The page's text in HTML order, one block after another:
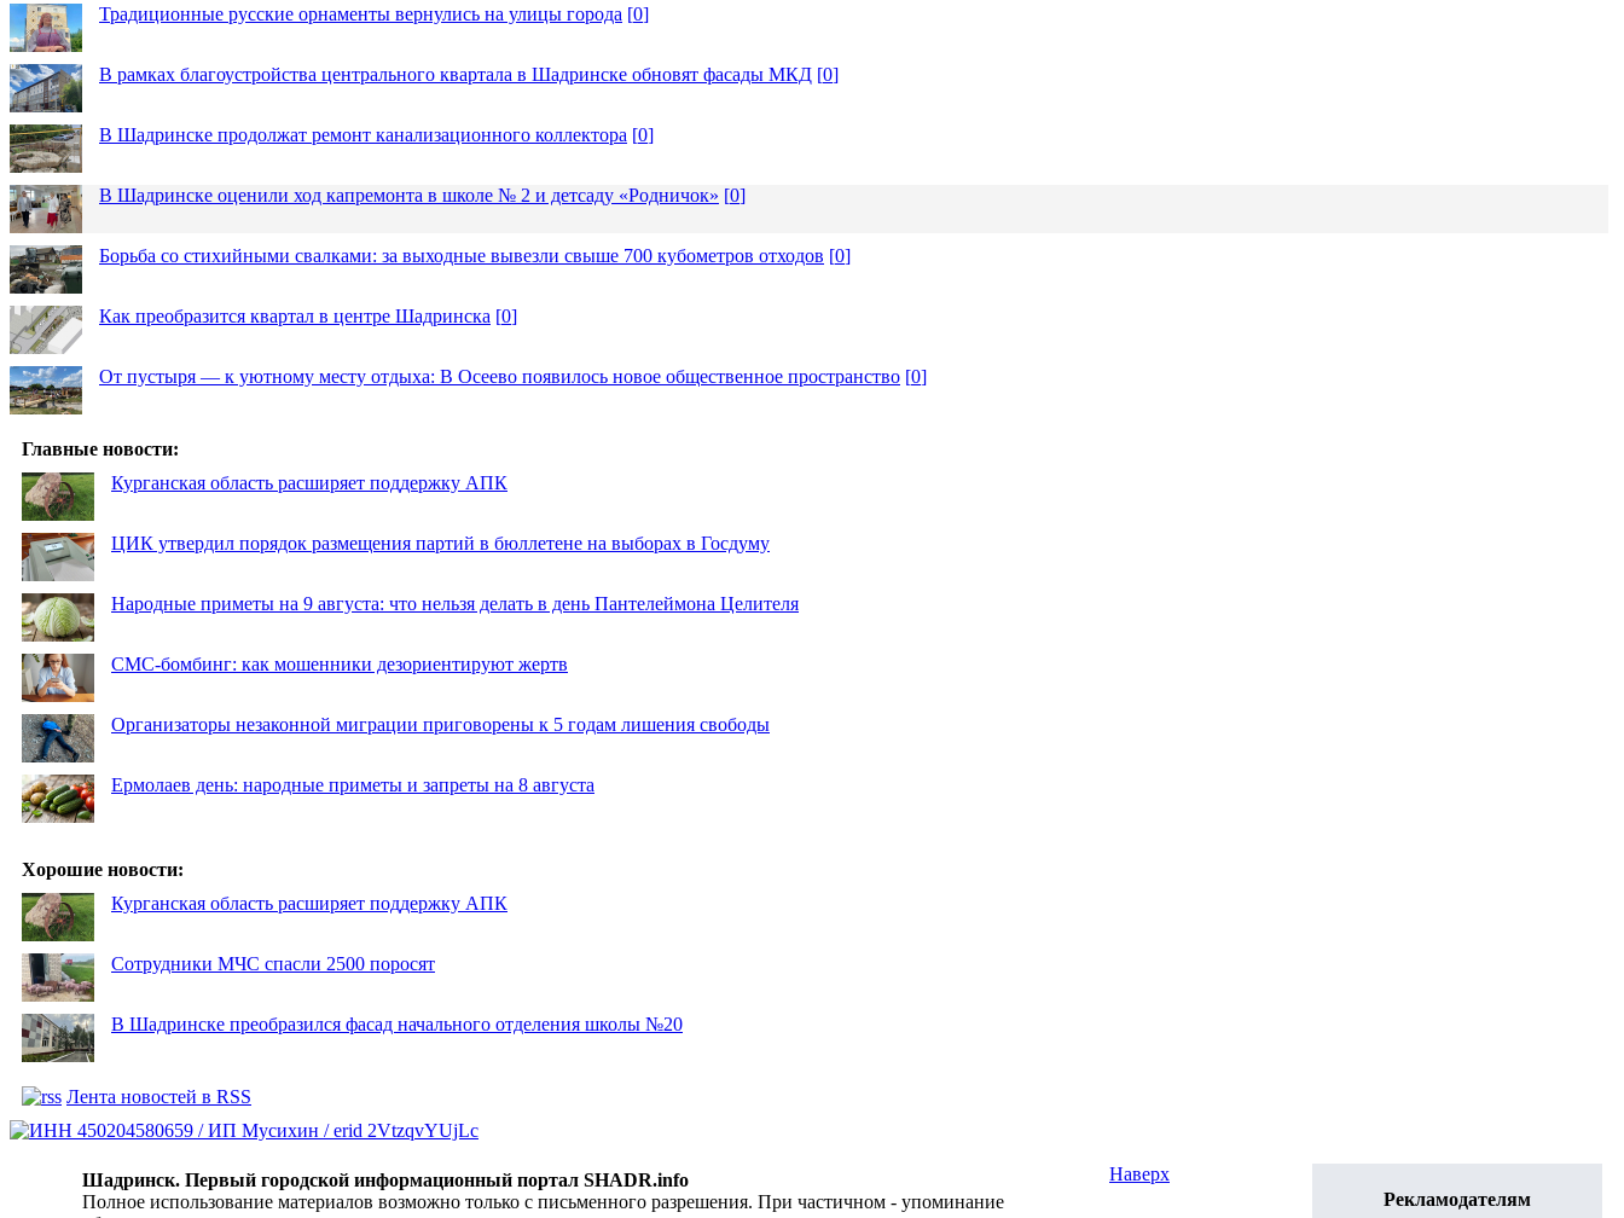
Традиционные русские орнаменты вернулись на улицы города [0]
В рамках благоустройства центрального квартала в Шадринске обновят фасады МКД [0]
В Шадринске продолжат ремонт канализационного коллектора [0]
В Шадринске оценили ход капремонта в школе № 2 и детсаду «Родничок» [0]
Борьба со стихийными свалками: за выходные вывезли свыше 700 кубометров отходов [0]
Как преобразится квартал в центре Шадринска [0]
От пустыря — к уютному месту отдыха: В Осеево появилось новое общественное пространство [0]
Главные новости:
Курганская область расширяет поддержку АПК
ЦИК утвердил порядок размещения партий в бюллетене на выборах в Госдуму
Народные приметы на 9 августа: что нельзя делать в день Пантелеймона Целителя
СМС-бомбинг: как мошенники дезориентируют жертв
Организаторы незаконной миграции приговорены к 5 годам лишения свободы
Ермолаев день: народные приметы и запреты на 8 августа
Хорошие новости:
Курганская область расширяет поддержку АПК
Сотрудники МЧС спасли 2500 поросят
В Шадринске преобразился фасад начального отделения школы №20
Лента новостей в RSS
Шадринск. Первый городской информационный портал SHADR.info
Полное использование материалов возможно только с письменного разрешения. При частичном - упоминание
Рекламодателям
Наверх